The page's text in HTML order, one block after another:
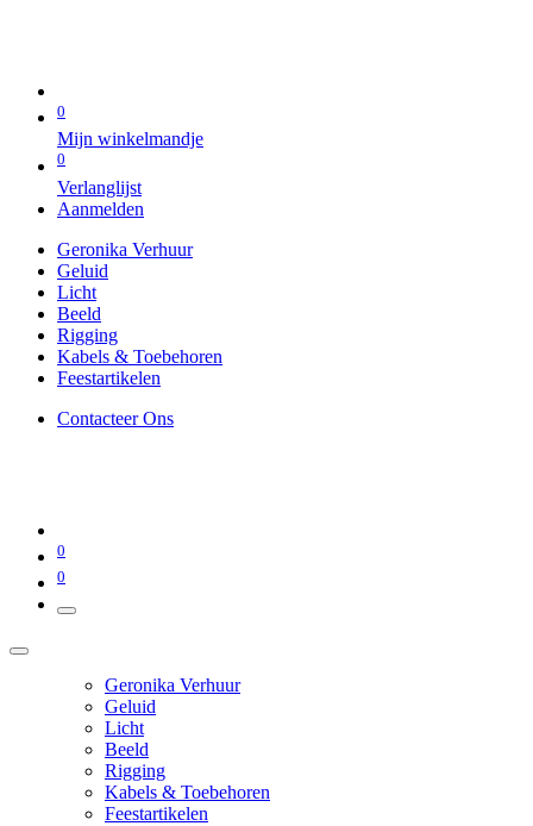
0
Mijn winkelmandje
0
Verlanglijst
Aanmelden
Geronika Verhuur
Geluid
Licht
Beeld
Rigging
Kabels & Toebehoren
Feestartikelen
Contacteer Ons
0
0
Geronika Verhuur
Geluid
Licht
Beeld
Rigging
Kabels & Toebehoren
Feestartikelen